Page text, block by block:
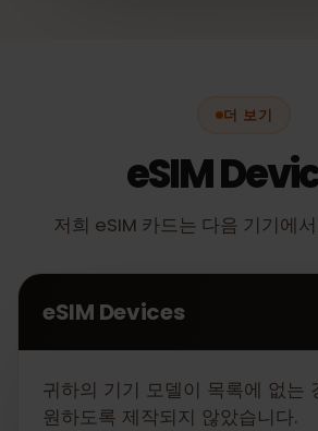
더 보기
eSIM
저희 eSIM 카드는 다음 기기에
eSIM Devices
귀하의 기기 모델이 목록에 없는
원하도록 제작되지 않았습니다.